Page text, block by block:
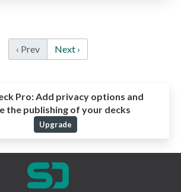
‹ Prev Next ›
Pro: Add privacy options and
the publishing of your decks
Upgrade